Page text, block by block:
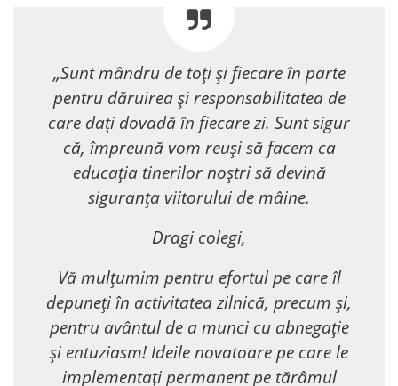
„Sunt mândru de toți și fiecare în parte
pentru dăruirea și responsabilitatea de
care dați dovadă în fiecare zi. Sunt sigur
că, împreună vom reuși să facem ca
educația tinerilor noștri să devină
siguranța viitorului de mâine.
Dragi colegi,
Vă mulțumim pentru efortul pe care îl
depuneți în activitatea zilnică, precum și,
pentru avântul de a munci cu abnegație
și entuziasm! Ideile novatoare pe care le
implementați permanent pe tărâmul